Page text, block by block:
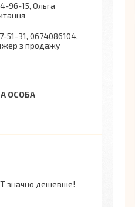
96-15 Ольга
51-31 0674086104
з продажу
значно дешевше!